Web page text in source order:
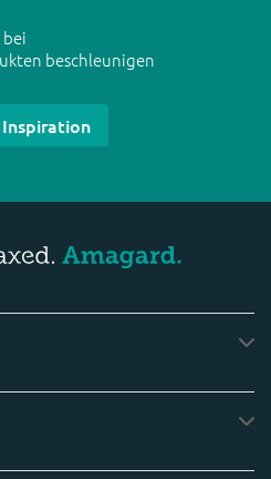
beschleunigen